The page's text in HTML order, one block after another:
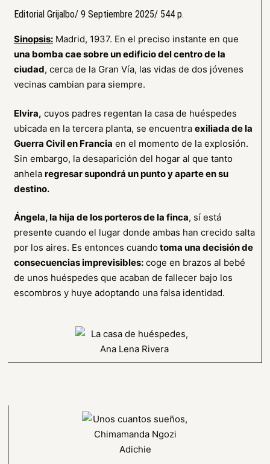
Editorial Grijalbo/ 9 Septiembre 2025/ 544 p.
Sinopsis:Madrid, 1937. En el preciso instante en que
una bomba cae sobre un edificio del centro de la
ciudad, cerca de la Gran Vía, las vidas de dos jóvenes
vecinas cambian para siempre.
Elvira, cuyos padres regentan la casa de huéspedes
ubicada en la tercera planta, se encuentra exiliada de la
Guerra Civil en Francia en el momento de la explosión.
Sin embargo, la desaparición del hogar al que tanto
anhela regresar supondrá un punto y aparte en su
destino.
Ángela, la hija de los porteros de la finca, sí está
presente cuando el lugar donde ambas han crecido salta
por los aires. Es entonces cuandotoma una decisión de
consecuencias imprevisibles:coge en brazos al bebé
de unos huéspedes que acaban de fallecer bajo los
escombros y huye adoptando una falsa identidad.